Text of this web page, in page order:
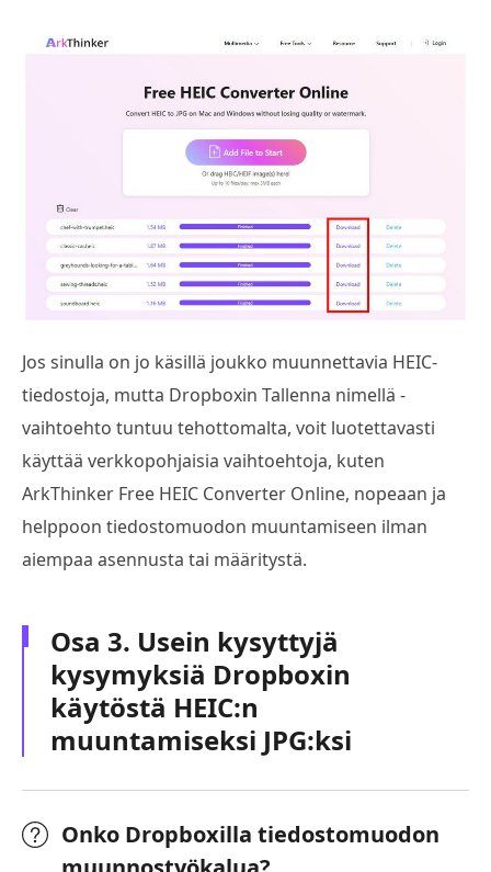
Jos sinulla on jo käsillä joukko muunnettavia HEIC-
tiedostoja, mutta Dropboxin Tallenna nimellä -
vaihtoehto tuntuu tehottomalta, voit luotettavasti
käyttää verkkopohjaisia vaihtoehtoja, kuten
ArkThinker Free HEIC Converter Online, nopeaan ja
helppoon tiedostomuodon muuntamiseen ilman
aiempaa asennusta tai määritystä.
Osa 3. Usein kysyttyjä
kysymyksiä Dropboxin
käytöstä HEIC:n
muuntamiseksi JPG:ksi
Onko Dropboxilla tiedostomuodon